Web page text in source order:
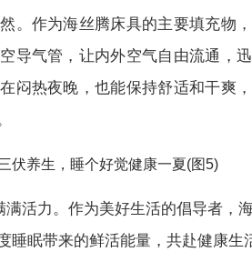
。作为海丝腾床具的主要填充物
导气管，让内外空气自由流通，
闷热夜晚，也能保持舒适和干爽
活力。作为美好生活的倡导者，
睡眠带来的鲜活能量，共赴健康生